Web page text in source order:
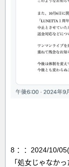
8 ：：2024/10/
「処女じゃなかっ